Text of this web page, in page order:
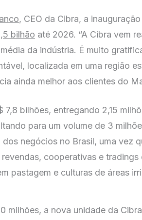
, CEO da Cibra, a
bilhão até 2026. “A Cibra vem
da indústria. É muito
localizada em uma região
ainda melhor aos clientes do
7,8 bilhões, entregando 2,15
para um volume de 3
negócios no Brasil, uma vez
cooperativas e
pastagem e culturas de áreas
milhões, a nova unidade da